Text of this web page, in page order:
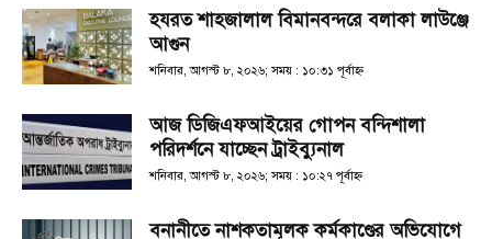
হযরত শাহজালাল বিমানবন্দরে বলাকা লাউঞ্জে
আগুন
শনিবার, আগস্ট ৮, ২০২৬; সময় : ১০:৩১ পূর্বাহ্ণ
আজ ডিজিএফআইয়ের গোপন বন্দিশালা
পরিদর্শনে যাচ্ছেন ট্রাইব্যুনাল
শনিবার, আগস্ট ৮, ২০২৬; সময় : ১০:২৭ পূর্বাহ্ণ
বনানীতে নাশকতামূলক কর্মকাণ্ডের অভিযোগে